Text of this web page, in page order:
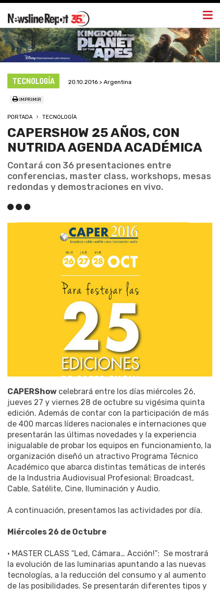
TECNOLOGÍA 20.10.2016 > Argentina
IMPRIMIR
PORTADA TECNOLOGÍA
CAPERSHOW 25 AÑOS, CON
NUTRIDA AGENDA ACADÉMICA
Contará con 36 presentaciones entre
conferencias, master class, workshops, mesas
redondas y demostraciones en vivo.
CAPERShow celebrará entre los días miércoles 26,
jueves 27 y viernes 28 de octubre su vigésima quinta
edición. Además de contar con la participación de más
de 400 marcas líderes nacionales e internaciones que
presentarán las últimas novedades y la experiencia
inigualable de probar los equipos en funcionamiento, la
organización diseñó un atractivo Programa Técnico
Académico que abarca distintas temáticas de interés
de la Industria Audiovisual Profesional: Broadcast,
Cable, Satélite, Cine, Iluminación y Audio.
A continuación, presentamos las actividades por día.
Miércoles 26 de Octubre
• MASTER CLASS “Led, Cámara… Acción!”: Se mostrará
la evolución de las luminarias apuntando a las nuevas
tecnologías, a la reducción del consumo y al aumento
de las posibilidades. Se presentarán diferentes tipos y